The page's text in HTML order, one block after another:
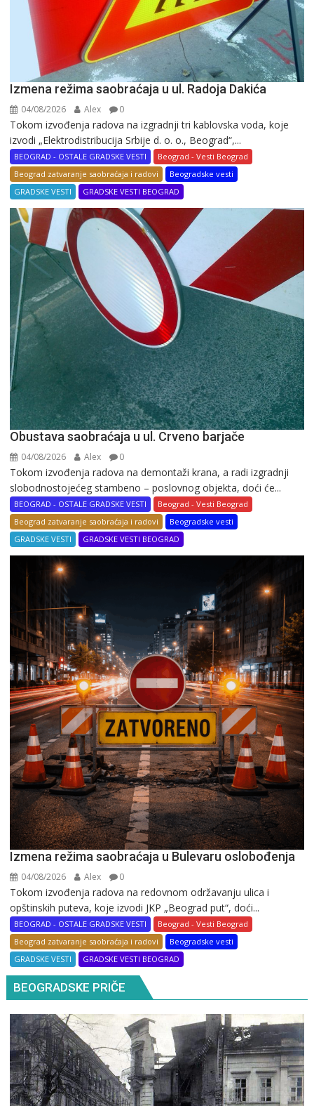
Izmena režima saobraćaja u ul. Radoja Dakića
04/08/2026 Alex 0
Tokom izvođenja radova na izgradnji tri kablovska voda, koje
izvodi „Elektrodistribucija Srbije d. o. o., Beograd“,...
BEOGRAD - OSTALE GRADSKE VESTI
Beograd - Vesti Beograd
Beograd zatvaranje saobraćaja i radovi
Beogradske vesti
GRADSKE VESTI
GRADSKE VESTI BEOGRAD
Obustava saobraćaja u ul. Crveno barjače
04/08/2026 Alex 0
Tokom izvođenja radova na demontaži krana, a radi izgradnji
slobodnostojećeg stambeno – poslovnog objekta, doći će...
BEOGRAD - OSTALE GRADSKE VESTI
Beograd - Vesti Beograd
Beograd zatvaranje saobraćaja i radovi
Beogradske vesti
GRADSKE VESTI
GRADSKE VESTI BEOGRAD
Izmena režima saobraćaja u Bulevaru oslobođenja
04/08/2026 Alex 0
Tokom izvođenja radova na redovnom održavanju ulica i
opštinskih puteva, koje izvodi JKP „Beograd put“, doći...
BEOGRAD - OSTALE GRADSKE VESTI
Beograd - Vesti Beograd
Beograd zatvaranje saobraćaja i radovi
Beogradske vesti
GRADSKE VESTI
GRADSKE VESTI BEOGRAD
BEOGRADSKE PRIČE